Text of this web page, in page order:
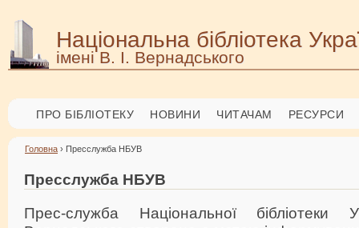
Національна бібліотека
імені В. І. Вернадського
ПРО БІБЛІОТЕКУ НОВИНИ ЧИТАЧАМ РЕСУРСИ
Головна › Пресслужба НБУВ
Пресслужба НБУВ
Прес-служба Національної